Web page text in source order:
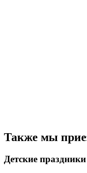
Также мы
Детские праздники